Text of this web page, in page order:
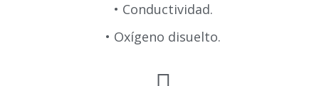
• Conductividad.
• Oxígeno disuelto.